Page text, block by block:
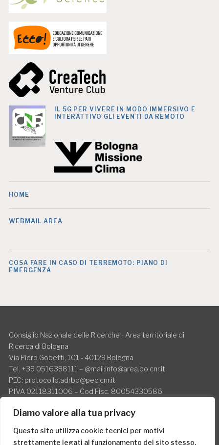
Diamo valore alla tua privacy
Questo sito utilizza cookie tecnici per motivi
strettamente legati al funzionamento del sito stesso.
IL 5G PER VIVERE IN MODO IMMERSIVO E
INTERATTIVO GLI EVENTI DA REMOTO
HOME
WEBMAIL AREA
COSA FARE IN CASO DI TERREMOTO: PIANO DI
EMERGENZA
Consiglio Nazionale delle Ricerche - Area territoriale di
Ricerca di Bologna
Via Piero Gobetti, 101 - 40129 Bologna
Tel. +39 0516398111 – @mail:info@area.bo.cnr.it
PEC: protocollo.adrbo@pec.cnr.it
P.IVA 02118311006 – Cod.Fisc. 80054330586